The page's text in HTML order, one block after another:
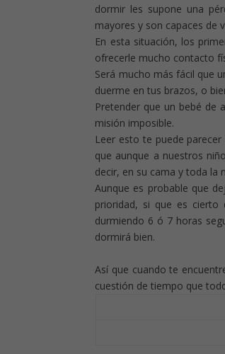
dormir les supone una
mayores y son capaces de
En esta situación, los
ofrecerle mucho contacto
Será mucho más fácil que
duerme en tus brazos, o
Pretender que un bebé de
misión imposible.
Leer esto te puede
que aunque a nuestros
decir, en su cama y toda la
Aunque es probable que
prioridad, si que es
durmiendo 6 ó 7 horas
dormirá bien.
Así que cuando te
cuestión de tiempo que